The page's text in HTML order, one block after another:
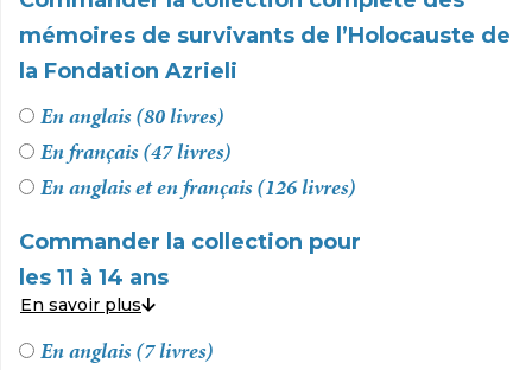
mémoires de survivants de l’Holocauste de
la Fondation Azrieli
En anglais (80 livres)
En français (47 livres)
En anglais et en français (126 livres)
Commander la collection pour
les 11 à 14 ans
En savoir plus
En anglais (7 livres)